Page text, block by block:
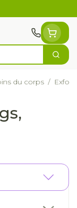
du corps /